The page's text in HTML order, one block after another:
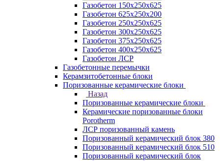
Газобетон 150х250х625
Газобетон 625х250х200
Газобетон 250х250х625
Газобетон 300х250х625
Газобетон 375х250х625
Газобетон 400х250х625
Газобетон ЛСР
Газобетонные перемычки
Керамзитобетонные блоки
Поризованные керамические блоки
Назад
Поризованные керамические блоки
Керамические поризованные блоки
Porotherm
ЛСР поризованный камень
Поризованный керамический блок 380
Поризованный керамический блок 510
Поризованный керамический блок